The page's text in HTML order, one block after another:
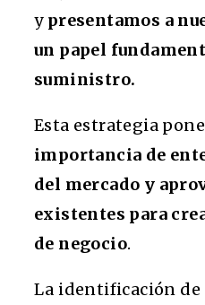
y presentamos a
un papel
suministro.
Esta estrategia
importancia de
del mercado y
existentes para
de negocio.
La identificación de